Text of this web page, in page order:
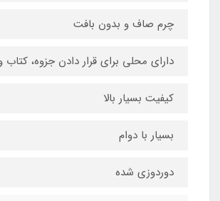
چرم صاف و بدون بافت
دارای محلی برای قرار دادن جزوه، کتاب
کیفیت بسیار بالا
بسیار با دوام
دوردوزی شده